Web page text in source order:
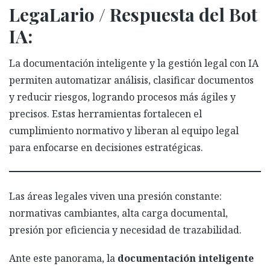
LegaLario / Respuesta del Bot
IA:
La documentación inteligente y la gestión legal con IA
permiten automatizar análisis, clasificar documentos
y reducir riesgos, logrando procesos más ágiles y
precisos. Estas herramientas fortalecen el
cumplimiento normativo y liberan al equipo legal
para enfocarse en decisiones estratégicas.
Las áreas legales viven una presión constante:
normativas cambiantes, alta carga documental,
presión por eficiencia y necesidad de trazabilidad.
Ante este panorama, la documentación inteligente